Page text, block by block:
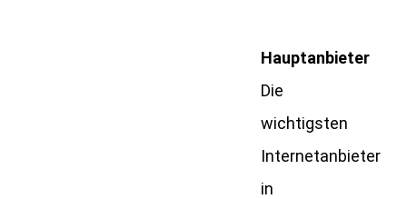
Hauptanbieter
Die
wichtigsten
Internetanbieter
in